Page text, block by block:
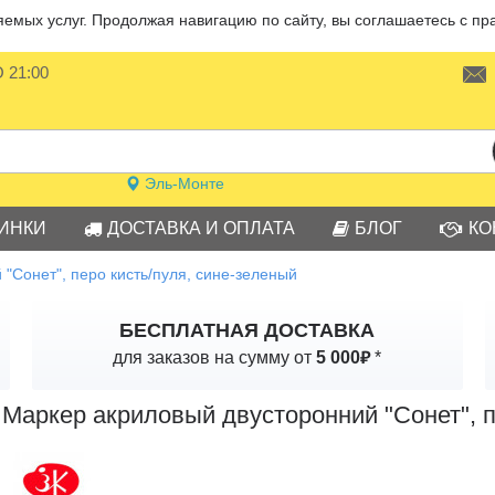
услуг. Продолжая навигацию по сайту, вы соглашаетесь с
21:00
Эль-Монте
ДОСТАВКА И ОПЛАТА БЛОГ
перо кисть/пуля, сине-зеленый
БЕСПЛАТНАЯ ДОСТАВКА
для заказов на сумму от5 000₽*
Маркер акриловый двусторонний "Сонет",